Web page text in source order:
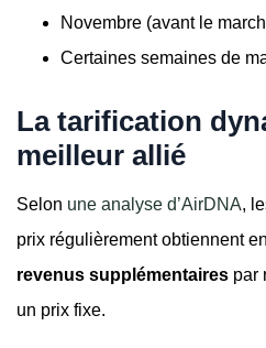
Novembre (avant le
Certaines semaines de
La tarification
meilleur allié
Selon une analyse d’AirDNA,
prix régulièrement obtiennent
revenus supplémentaires par
un prix fixe.